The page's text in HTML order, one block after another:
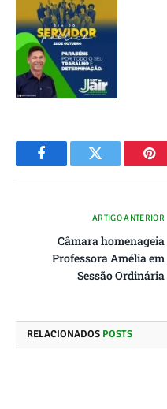
FacebookTwitter
ARTIGO ANTERIOR
Câmara homenageia
Professora Amélia em
Sessão Ordinária
RELACIONADOS POSTS